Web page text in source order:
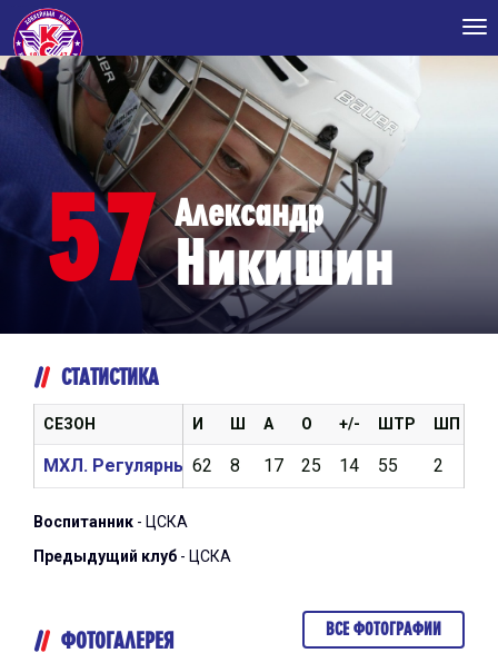
57 Александр
Никишин
СТАТИСТИКА
И Ш А О +/- ШТР ШП
62 8 17 25 14 55 2
СЕЗОН
МХЛ. Регулярный чемпионат 2018/2019
Воспитанник - ЦСКА
Предыдущий клуб - ЦСКА
ФОТОГАЛЕРЕЯ ВСЕ ФОТОГРАФИИ